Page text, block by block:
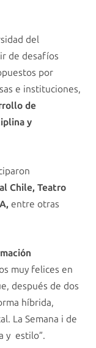
del
de desafíos
por
e instituciones,
de
y
Chile, Teatro
entre otras
muy felices en
después de dos
híbrida,
La Semana i de
y estilo”.